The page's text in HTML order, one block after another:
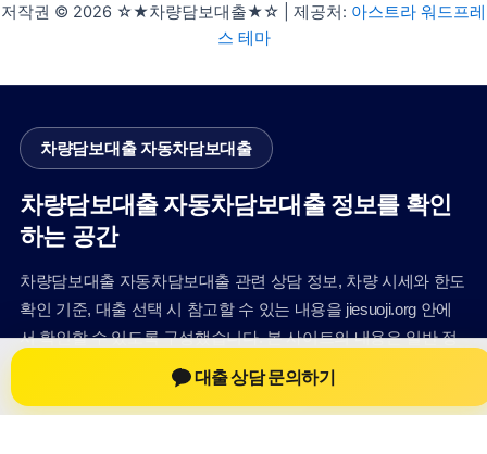
저작권 © 2026 ☆★차량담보대출★☆ | 제공처: 아스트라 워드프레
스 테마
차량담보대출 자동차담보대출
차량담보대출 자동차담보대출 정보를 확인
하는 공간
차량담보대출 자동차담보대출 관련 상담 정보, 차량 시세와 한도
확인 기준, 대출 선택 시 참고할 수 있는 내용을 jiesuoji.org 안에
서 확인할 수 있도록 구성했습니다. 본 사이트의 내용은 일반 정
보 제공을 위한 자료이며, 실제 가능 여부와 조건은 금융사 심사
및 상담을 통해 확인하는 것이 필요합니다.
대출 상담 문의하기